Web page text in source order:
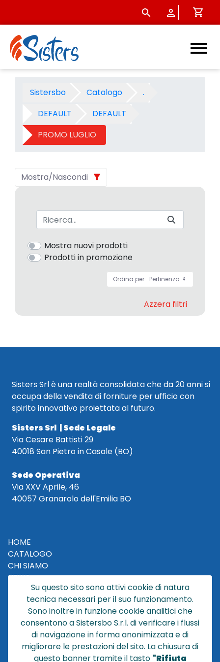
PROMO LUGLIO 2009 -
Sistersbo Catalogo
.
DEFAULT
DEFAULT
PROMO LUGLIO
Mostra/Nascondi
Barra di ricerca
Mostra nuovi prodotti
Prodotti in promozione
Ordina per: Pertinenza
Azzera filtri
Sisters Srl è una realtà consolidata che da 20 anni si
occupa della vendita di forniture per ufficio con
spirito innovativo proiettata al futuro.
Sisters Srl | Sede Legale
Via Cesare Battisti 29
40018 San Pietro in Casale (BO)
Sede Operativa
Via XXV Aprile, 46
40057 Granarolo dell'Emilia BO
HOME
CATALOGO
CHI SIAMO
NEWS
CONTATTACI
CONDIZIONI DI VENDITA
POLICY PRIVACY
NOTE LEGALI
Cookie
Su questo sito sono attivi cookie di natura
tecnica necessari per il suo funzionamento.
Sono inoltre in funzione cookie analitici che
consentono a Sistersbo S.r.l. di verificare i flussi
di navigazione in forma anonimizzata e di
migliorare le prestazioni del sito. La chiusura di
questo banner tramite il tasto "Rifiuta